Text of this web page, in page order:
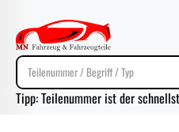
Tipp: Teilenummer ist der